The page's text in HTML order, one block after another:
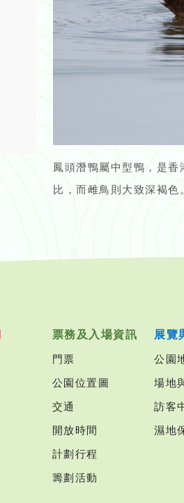
鳳頭潛鴨屬中型鴨，是
比，而雌鳥則大致深褐色
票務及入場資訊
門票
公園位置圖
交通
開放時間
計劃行程
籌劃活動
展覽
公園
場地
訪客
濕地